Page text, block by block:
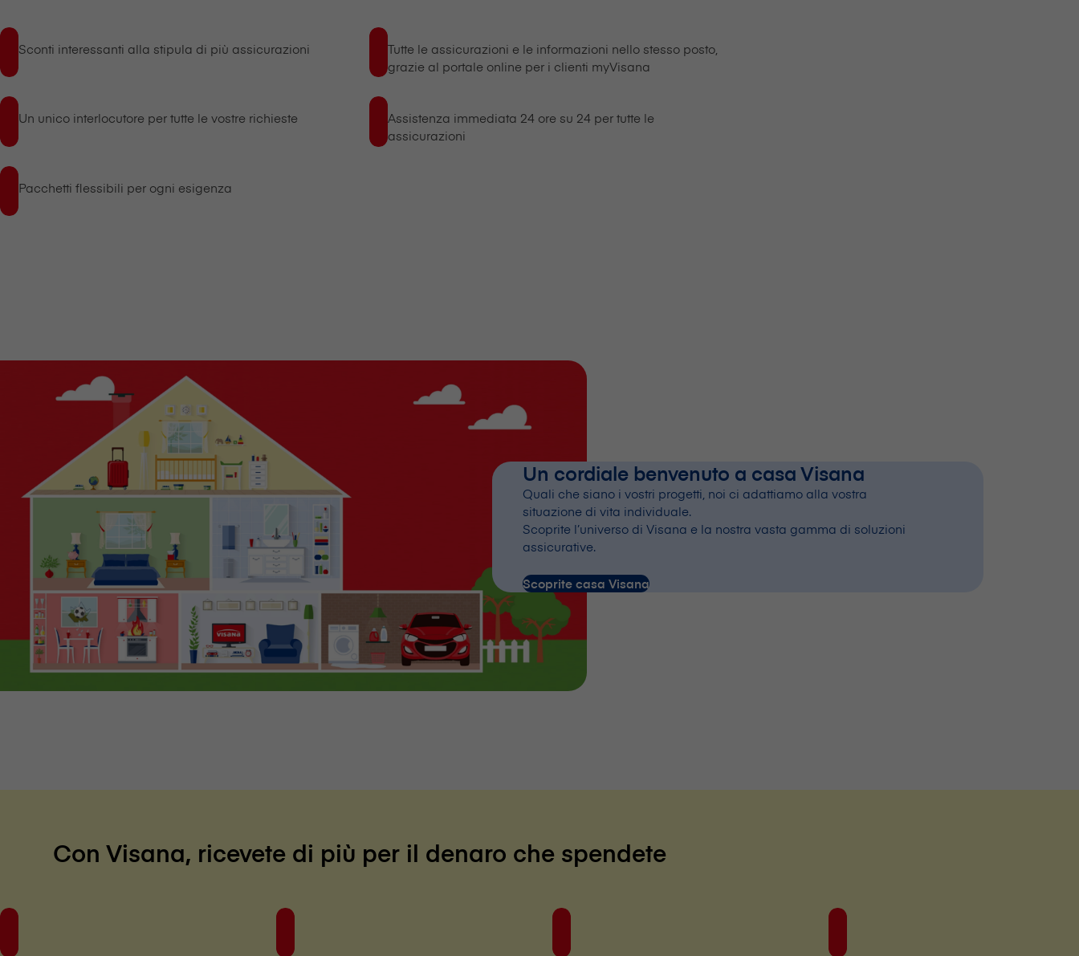
Sconti interessanti alla stipula di più assicurazioni
Tutte le assicurazioni e le informazioni nello stesso posto,
grazie al portale online per i clienti myVisana
Un unico interlocutore per tutte le vostre richieste
Assistenza immediata 24 ore su 24 per tutte le
assicurazioni
Pacchetti flessibili per ogni esigenza
Un cordiale benvenuto a casa V⁠i⁠s⁠a⁠n⁠a
Quali che siano i vostri progetti, noi ci adattiamo alla vostra
situazione di vita individuale.
Scoprite l’universo di V⁠i⁠s⁠a⁠n⁠a e la nostra vasta gamma di soluzioni
assicurative.
Scoprite casa V⁠i⁠s⁠a⁠n⁠a
Con V⁠i⁠s⁠a⁠n⁠a, ricevete di più per il denaro che spendete